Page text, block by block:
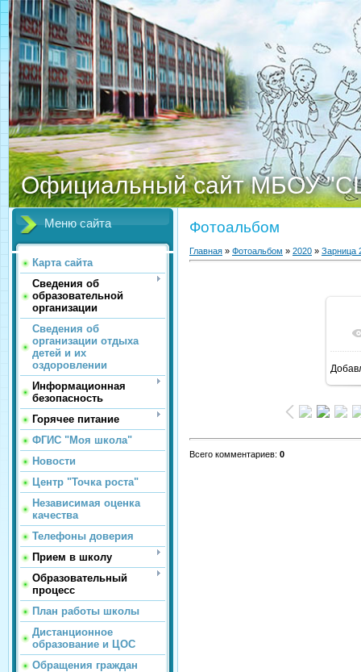
Официальный сайт МБОУ
Меню сайта
Карта сайта
Сведения об
образовательной
организации
Сведения об
организации отдыха
детей и их
оздоровлении
Информационная
безопасность
Горячее питание
ФГИС "Моя школа"
Новости
Центр "Точка роста"
Независимая оценка
качества
Телефоны доверия
Прием в школу
Образовательный
процесс
План работы школы
Дистанционное
образование и ЦОС
Обращения граждан
Фотоальбом
Главная » Фотоальбом » 2020 » Зарница
Всего комментариев: 0